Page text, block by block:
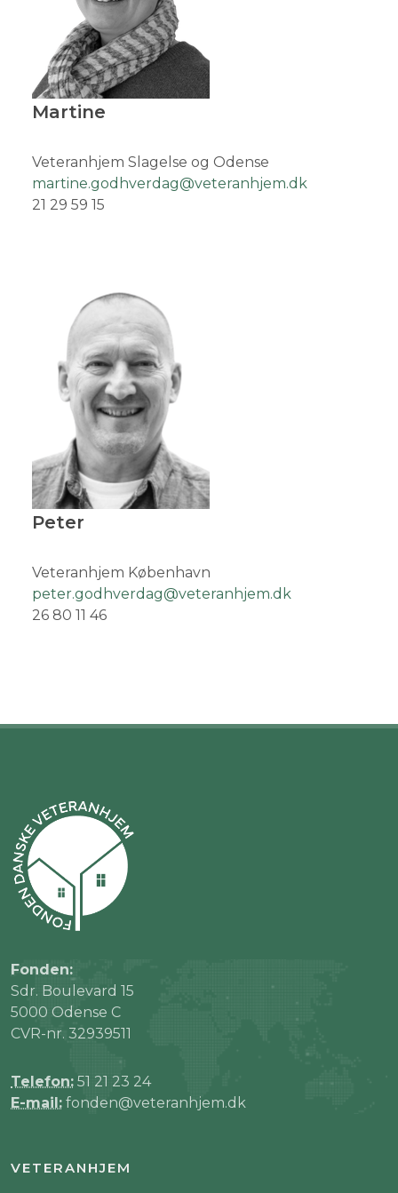
Martine
Veteranhjem Slagelse og Odense
martine.godhverdag@veteranhjem.dk
21 29 59 15
Peter
Veteranhjem København
peter.godhverdag@veteranhjem.dk
26 80 11 46
Fonden:
Sdr. Boulevard 15
5000 Odense C
CVR-nr. 32939511
Telefon: 51 21 23 24
E-mail: fonden@veteranhjem.dk
VETERANHJEM